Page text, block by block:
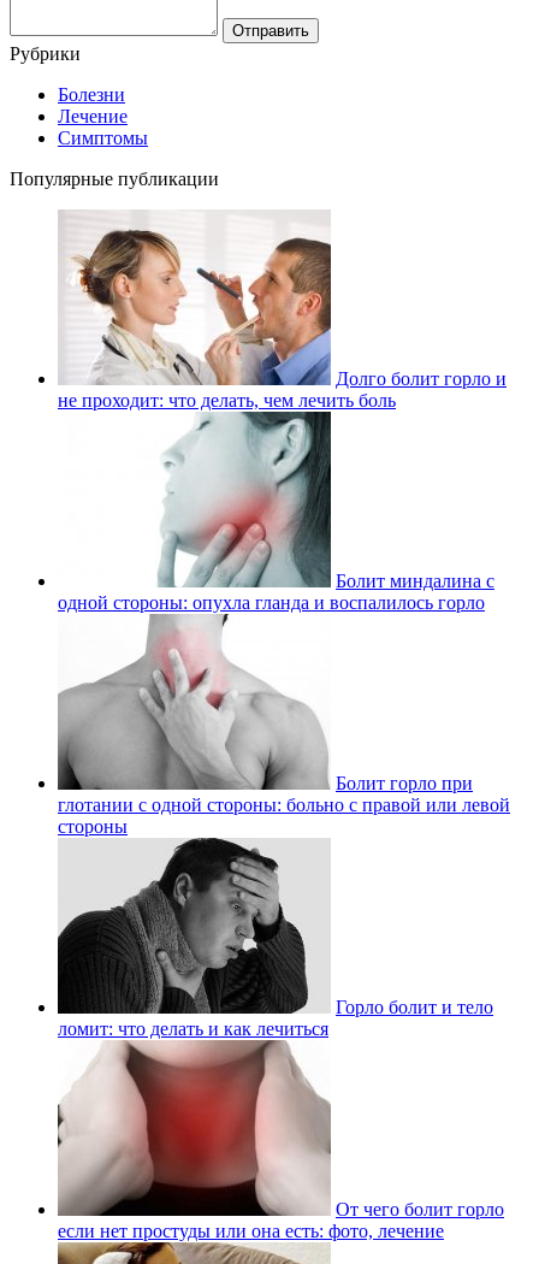
Рубрики
Болезни
Лечение
Симптомы
Популярные публикации
Долго болит горло и
не проходит: что делать, чем лечить боль
Болит миндалина с
одной стороны: опухла гланда и воспалилось горло
Болит горло при
глотании с одной стороны: больно с правой или левой
стороны
Горло болит и тело
ломит: что делать и как лечиться
От чего болит горло
если нет простуды или она есть: фото, лечение